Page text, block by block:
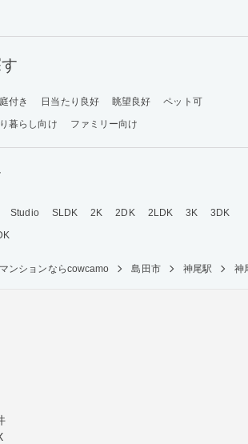
庭付き 日当たり良好 眺望良好
ペット可
暮らし向け ファミリー向け
Studio SLDK 2K 2DK 2LDK 3K
3DK
ンションならcowcamo 島田市 神尾駅 神